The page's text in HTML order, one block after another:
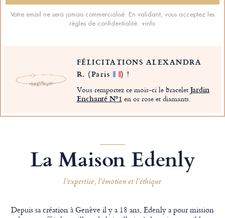
Votre email ne sera jamais commercialisé. En validant, vous acceptez les
règles de confidentialité. +info
FÉLICITATIONS ALEXANDRA
R. (Paris ) !
Vous remportez ce mois-ci le braceletJardin
Enchanté Nº1 en or rose et diamants.
La Maison Edenly
l’expertise, l’émotion et l’éthique
Depuis sa création à Genève il y a 18 ans, Edenly a pour mission